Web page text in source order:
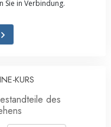
Sie in Verbindung.
KURS
des